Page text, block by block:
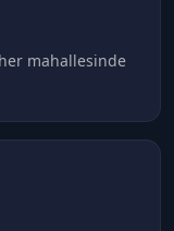
mahallesinde